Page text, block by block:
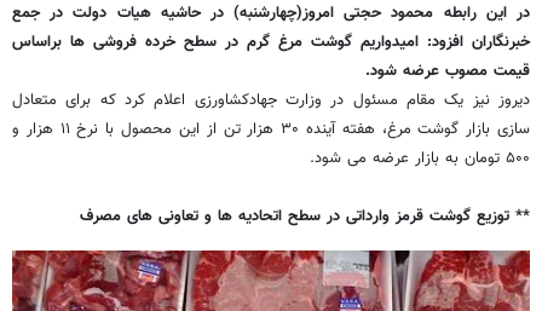
در این رابطه محمود حجتی امروز(چهارشنبه) در حاشیه هیات دولت در جمع
خبرنگاران افزود: امیدواریم گوشت مرغ گرم در سطح خرده فروشی ها براساس
قیمت مصوب عرضه شود.
دیروز نیز یک مقام مسئول در وزارت جهادکشاورزی اعلام کرد که برای متعادل
سازی بازار گوشت مرغ، هفته آینده ۳۰ هزار تن از این محصول با نرخ ۱۱ هزار و
۵۰۰ تومان به بازار عرضه می شود.
** توزیع گوشت قرمز وارداتی در سطح اتحادیه ها و تعاونی های مصرف